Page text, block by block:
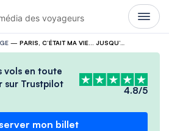
des voyageurs
— PARIS, C’ÉTAIT MA VIE… JUSQU’À CE QUE CETTE VILLE DU SUD M’ACCUEILLE SOUS SON SOLEIL ET QUE JE M’Y INSTALLE À LA RETRAITE
vols en toute
sur Trustpilot
4.8/5
mon billet